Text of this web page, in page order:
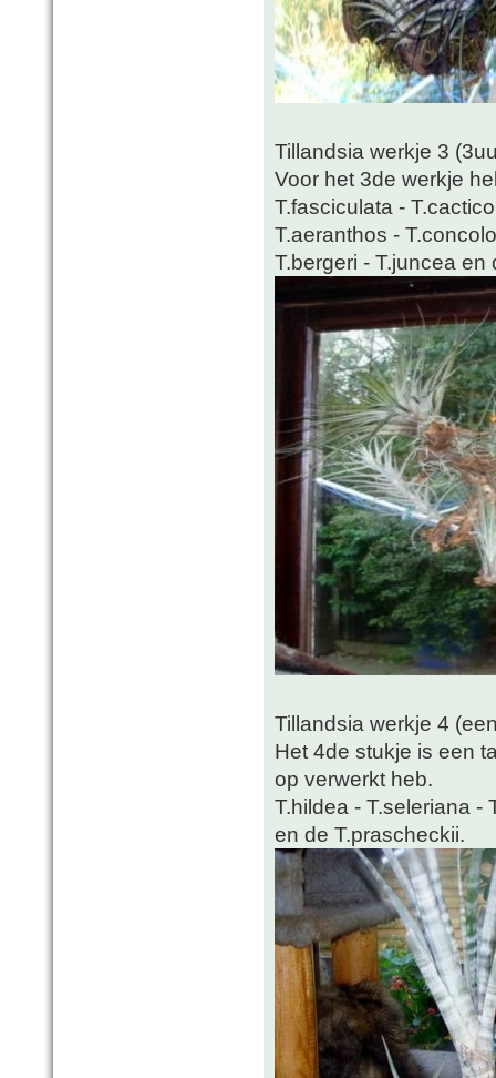
Tillandsia werkje 3
Voor het 3de werkje
T.fasciculata -
T.aeranthos -
T.bergeri - T.juncea en
Tillandsia werkje 4
Het 4de stukje is een
op verwerkt heb.
T.hildea - T.seleriana -
en de T.prascheckii.